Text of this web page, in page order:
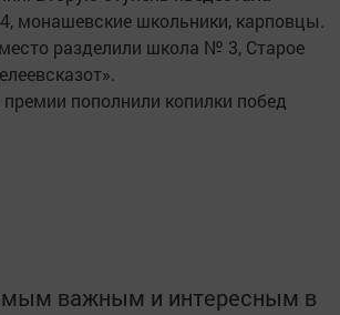
монашевские школьники, карповцы.
разделили школа № 3, Старое
пополнили копилки побед
важным и интересным в